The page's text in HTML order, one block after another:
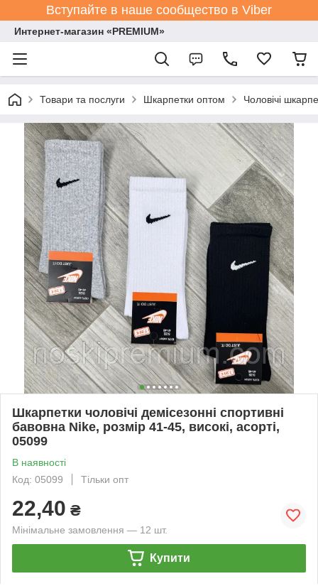
Вступайте в наше сообщество в Viber
Интернет-магазин «PREMIUM»
Товари та послуги Шкарпетки оптом Чоловічі
Шкарпетки чоловічі демісезонні спортивні
бавовна Nike, розмір 41-45, високі, асорті,
05099
В наявності
Код: 05099
Тільки опт
22,40 ₴
Мінімальне замовлення — 12 шт.
Купити